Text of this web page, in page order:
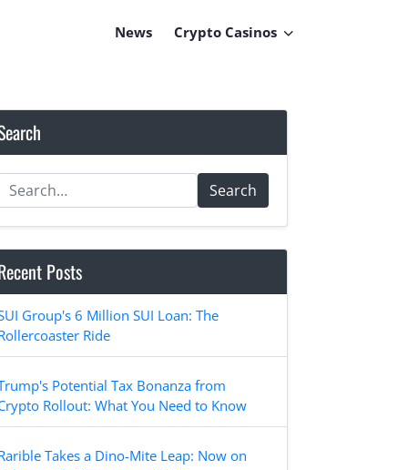
News Crypto Casinos
Search
Posts
Group's 6 Million SUI Loan: The
Ride
Potential Tax Bonanza from
Rollout: What You Need to Know
Takes a Dino-Mite Leap: Now on